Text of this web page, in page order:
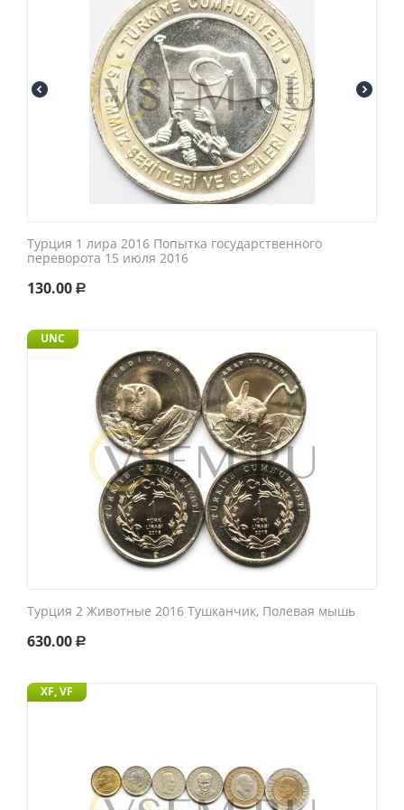
Турция 1 лира 2016 Попытка государственного
переворота 15 июля 2016
130.00 Р
UNC
Турция 2 Животные 2016 Тушканчик, Полевая мышь
630.00 Р
XF, VF